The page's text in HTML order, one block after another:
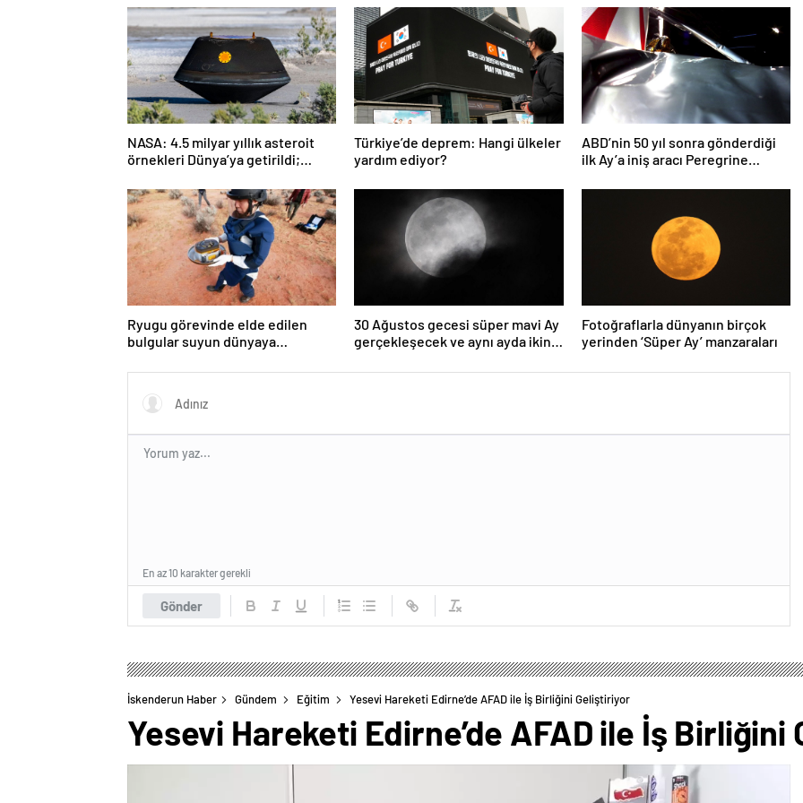
NASA: 4.5 milyar yıllık asteroit
örnekleri Dünya’ya getirildi;
tutabilir
Türkiye’de deprem: Hangi ülkeler
yardım ediyor?
ABD’nin 50 yıl sonra gönderdiği
ilk Ay’a iniş aracı Peregrine
düştü
Ryugu görevinde elde edilen
bulgular suyun dünyaya
olabileceğini gösteriyor
30 Ağustos gecesi süper mavi Ay
gerçekleşecek ve aynı ayda ikinci
Fotoğraflarla dünyanın birçok
yerinden ‘Süper Ay’ manzaraları
Gönder
En az 10 karakter gerekli
İskenderun Haber Gündem Eğitim Yesevi Hareketi Edirne’de AFAD ile İş Birliğini Geliştiriyor
Yesevi Hareketi Edirne’de AFAD ile İş